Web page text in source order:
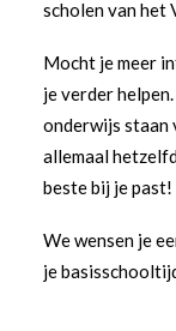
scholen van het
Mocht je meer
je verder
onderwijs staan
allemaal
beste bij je past!
We wensen je
je